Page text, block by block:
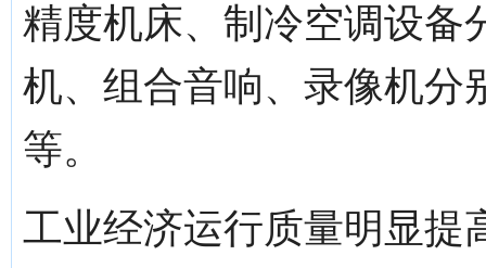
精度机床、制冷空调设备
机、组合音响、录像机分
等。
工业经济运行质量明显提